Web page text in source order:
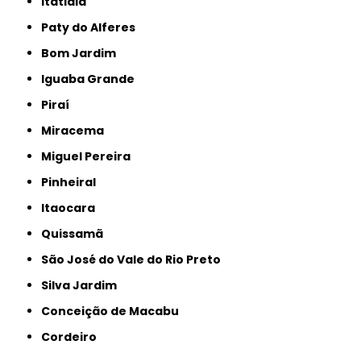
Paty do Alferes
Bom Jardim
Iguaba Grande
Piraí
Miracema
Miguel Pereira
Pinheiral
Itaocara
Quissamã
São José do Vale do Rio Preto
Silva Jardim
Conceição de Macabu
Cordeiro